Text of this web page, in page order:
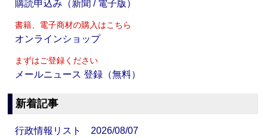
購読申込み（新聞 / 電子版）
書籍、電子商材の購入はこちら
オンラインショップ
まずはご登録ください
メールニュース 登録（無料）
新着記事
行政情報リスト 2026/08/07